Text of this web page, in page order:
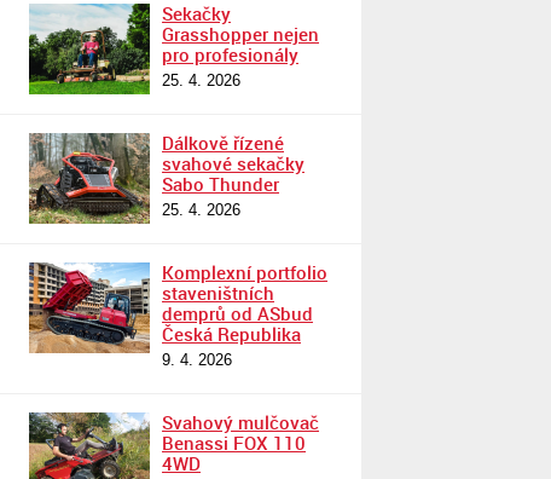
Sekačky
Grasshopper nejen
pro profesionály
25. 4. 2026
Dálkově řízené
svahové sekačky
Sabo Thunder
25. 4. 2026
Komplexní portfolio
staveništních
demprů od ASbud
Česká Republika
9. 4. 2026
Svahový mulčovač
Benassi FOX 110
4WD